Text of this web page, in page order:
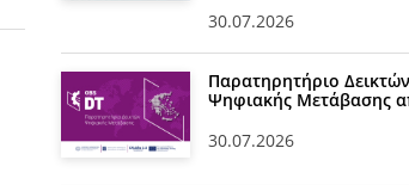
30.07.2026
Παρατηρητήριο Δεικτών
Ψηφιακής Μετάβασης
30.07.2026